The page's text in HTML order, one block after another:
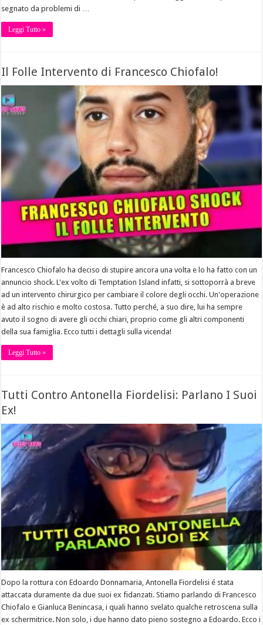
segnato da problemi di …
Leggi Tutto »
Il Folle Intervento di Francesco Chiofalo!
Francesco Chiofalo ha deciso di stupire ancora una volta e lo ha fatto con un
annuncio shock. L'ex volto di Temptation Island infatti, si sottoporrà a breve
ad un intervento chirurgico per cambiare il colore degli occhi. Un'operazione
è ad alto rischio e molto costosa. Tutto perché, a suo dire, lui ha sempre
avuto il sogno di avere gli occhi chiari, proprio come gli altri componenti
della sua famiglia. Ecco tutti i dettagli sulla vicenda!
Leggi Tutto »
Tutti Contro Antonella Fiordelisi: Parlano I Suoi
Ex!
Dopo la rottura con Edoardo Donnamaria, Antonella Fiordelisi é stata
attaccata duramente da due suoi ex fidanzati. Stiamo parlando di Francesco
Chiofalo e Gianluca Benincasa, i quali hanno svelato qualche retroscena sulla
ex schermitrice. Non solo, i due hanno dato pieno sostegno a Edoardo. Ecco i